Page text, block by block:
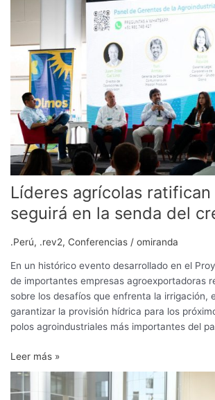
Líderes agrícolas
seguirá en la senda del
.Perú, .rev2, Conferencias / omiranda
En un histórico evento desarrollado en el
de importantes empresas agroexportadoras
sobre los desafíos que enfrenta la irrigación,
garantizar la provisión hídrica para los
polos agroindustriales más importantes del
que
seguirá
la
senda
del
crecimiento
Leer más »
“Las
soluciones